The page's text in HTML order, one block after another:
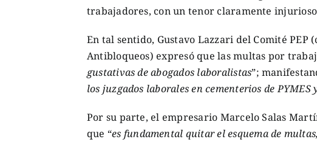
trabajadores, con un tenor claramente
En tal sentido, Gustavo Lazzari del Comité
Antibloqueos) expresó que las multas por
gustativas de abogados laboralistas”;
los juzgados laborales en cementerios de PYMES
Por su parte, el empresario Marcelo Salas
que “es fundamental quitar el esquema de